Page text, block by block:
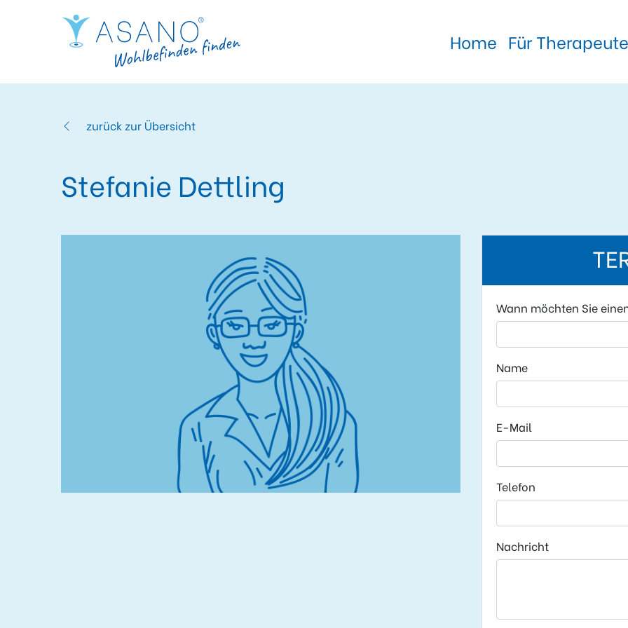
Home Für
zurück zur Übersicht
Stefanie Dettling
Wann möchten Sie
Name
E-Mail
Telefon
Nachricht